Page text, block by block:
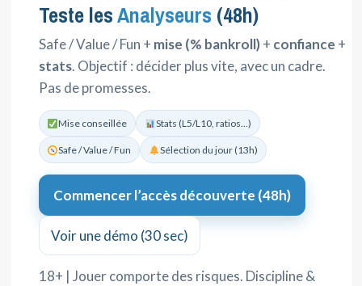
Teste lesAnalyseurs (48h)
Safe / Value / Fun + mise (% bankroll)+ confiance +
stats. Objectif : décider plus vite, avec un cadre.
Pas de promesses.
Mise conseillée Stats (L5/L10, ratios…)
Safe / Value / Fun Sélection du jour (13h)
Commencer l’accès découverte (48h)
Voir une démo (30 sec)
18+ | Jouer comporte des risques. Discipline &